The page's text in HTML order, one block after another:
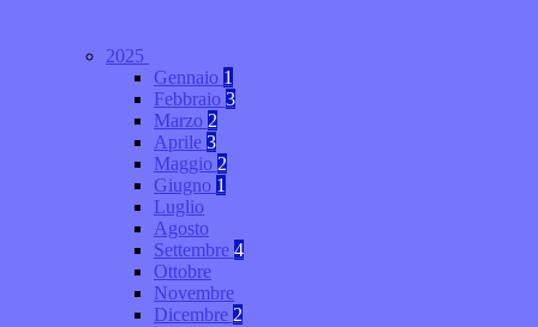
2025
Gennaio 1
Febbraio 3
Marzo 2
Aprile 3
Maggio 2
Giugno 1
Luglio
Agosto
Settembre 4
Ottobre
Novembre
Dicembre 2